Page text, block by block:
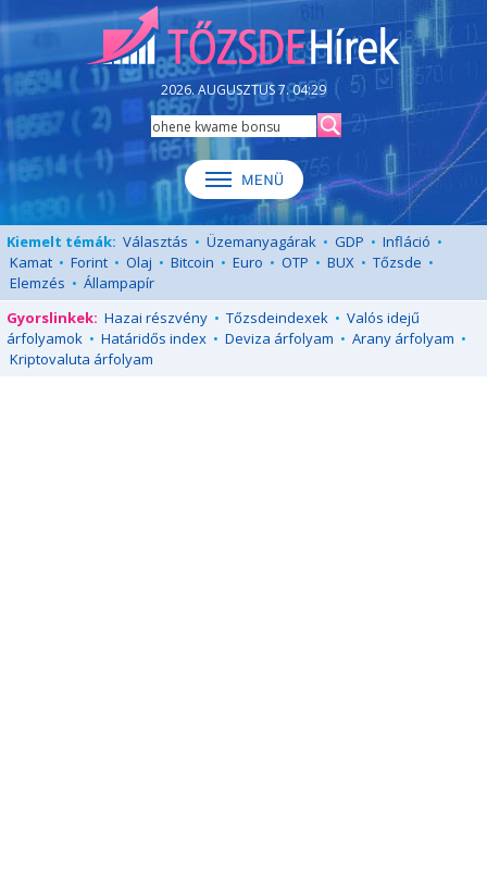
2026. AUGUSZTUS 7. 04:29
Kiemelt témák: Választás • Üzemanyagárak • GDP • Infláció •
Kamat • Forint • Olaj • Bitcoin • Euro • OTP • BUX • Tőzsde •
Elemzés • Állampapír
Gyorslinkek: Hazai részvény • Tőzsdeindexek • Valós idejű
árfolyamok • Határidős index • Deviza árfolyam • Arany árfolyam •
Kriptovaluta árfolyam